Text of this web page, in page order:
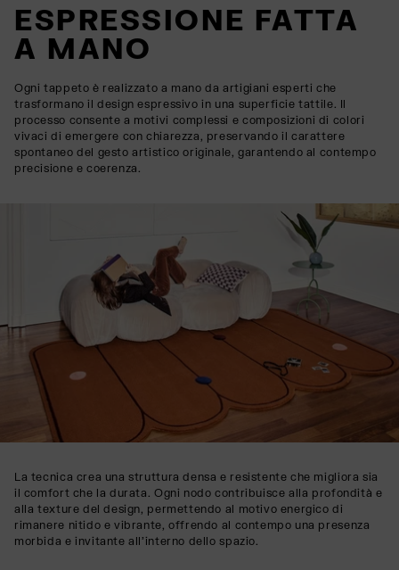
ESPRESSIONE FATTA
A MANO
Ogni tappeto è realizzato a mano da artigiani esperti che
trasformano il design espressivo in una superficie tattile. Il
processo consente a motivi complessi e composizioni di colori
vivaci di emergere con chiarezza, preservando il carattere
spontaneo del gesto artistico originale, garantendo al contempo
precisione e coerenza.
La tecnica crea una struttura densa e resistente che migliora sia
il comfort che la durata. Ogni nodo contribuisce alla profondità e
alla texture del design, permettendo al motivo energico di
rimanere nitido e vibrante, offrendo al contempo una presenza
morbida e invitante all'interno dello spazio.